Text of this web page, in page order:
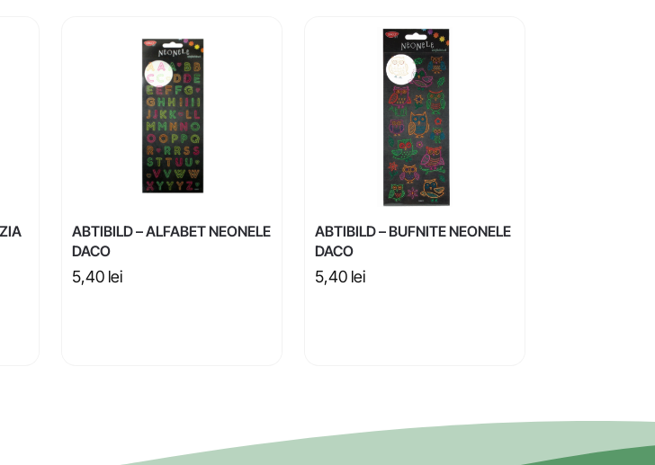
ABTIBILD – ALFABET NEONELE
DACO
5,40 lei
ABTIBILD – BUFNITE NEONELE
DACO
5,40 lei